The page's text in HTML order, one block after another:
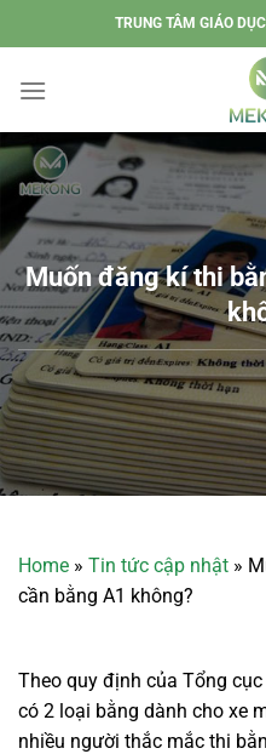
đến
dung
TRUNG TÂM GIÁO
Muốn đăng kí thi
Home » Tin tức cập nhật »
cần bằng A1 không?
Theo quy định của Tổng
có 2 loại bằng dành cho xe
nhiều người thắc mắc thi